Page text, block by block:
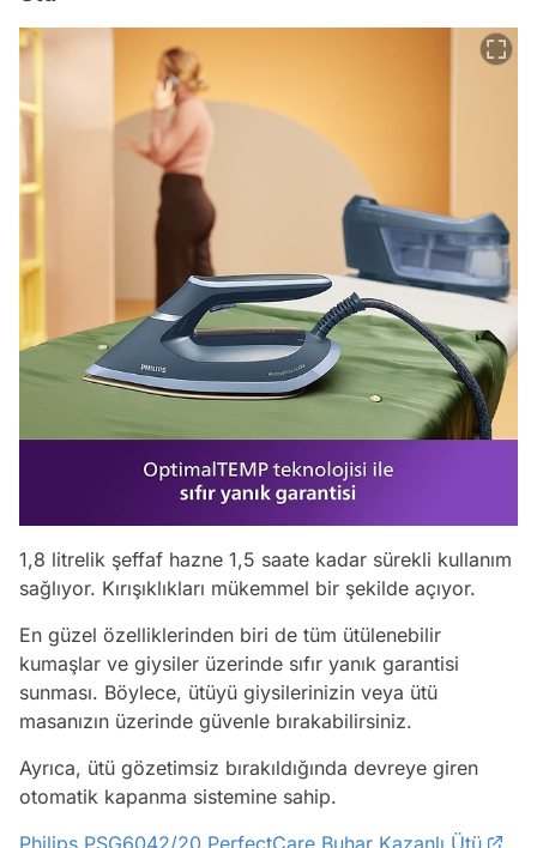
1,8 litrelik şeffaf hazne 1,5 saate kadar sürekli kullanım
sağlıyor. Kırışıklıkları mükemmel bir şekilde açıyor.
En güzel özelliklerinden biri de tüm ütülenebilir
kumaşlar ve giysiler üzerinde sıfır yanık garantisi
sunması. Böylece, ütüyü giysilerinizin veya ütü
masanızın üzerinde güvenle bırakabilirsiniz.
Ayrıca, ütü gözetimsiz bırakıldığında devreye giren
otomatik kapanma sistemine sahip.
Philips PSG6042/20 PerfectCare Buhar Kazanlı Ütü